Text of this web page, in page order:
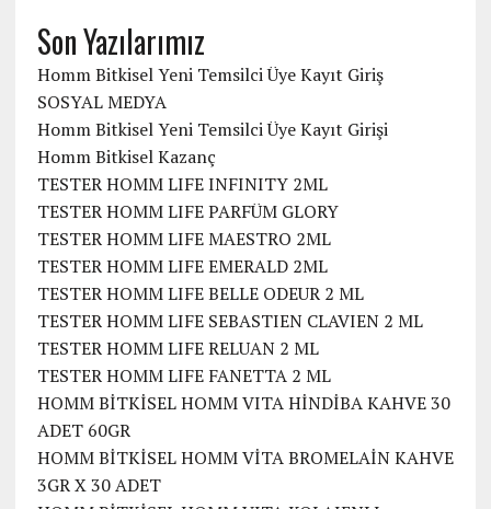
Son Yazılarımız
Homm Bitkisel Yeni Temsilci Üye Kayıt Giriş
SOSYAL MEDYA
Homm Bitkisel Yeni Temsilci Üye Kayıt Girişi
Homm Bitkisel Kazanç
TESTER HOMM LIFE INFINITY 2ML
TESTER HOMM LIFE PARFÜM GLORY
TESTER HOMM LIFE MAESTRO 2ML
TESTER HOMM LIFE EMERALD 2ML
TESTER HOMM LIFE BELLE ODEUR 2 ML
TESTER HOMM LIFE SEBASTIEN CLAVIEN 2 ML
TESTER HOMM LIFE RELUAN 2 ML
TESTER HOMM LIFE FANETTA 2 ML
HOMM BİTKİSEL HOMM VITA HİNDİBA KAHVE 30
ADET 60GR
HOMM BİTKİSEL HOMM VİTA BROMELAİN KAHVE
3GR X 30 ADET